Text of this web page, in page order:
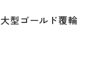
型ゴールド覆輪